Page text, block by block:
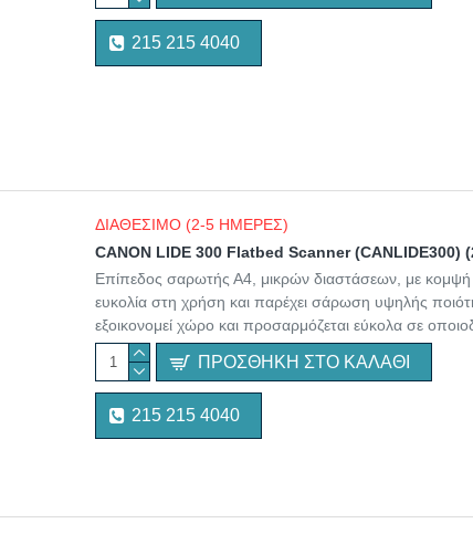
215 215 4040
ΔΙΑΘΕΣΙΜΟ (2-5 ΗΜΕΡΕΣ)
CANON LIDE 300 Flatbed Scanner (CANLIDE300)
Επίπεδος σαρωτής Α4, μικρών διαστάσεων, με κομψή
ευκολία στη χρήση και παρέχει σάρωση υψηλής
εξοικονομεί χώρο και προσαρμόζεται εύκολα σε
ΠΡΟΣΘΉΚΗ ΣΤΟ ΚΑΛΆΘΙ
215 215 4040